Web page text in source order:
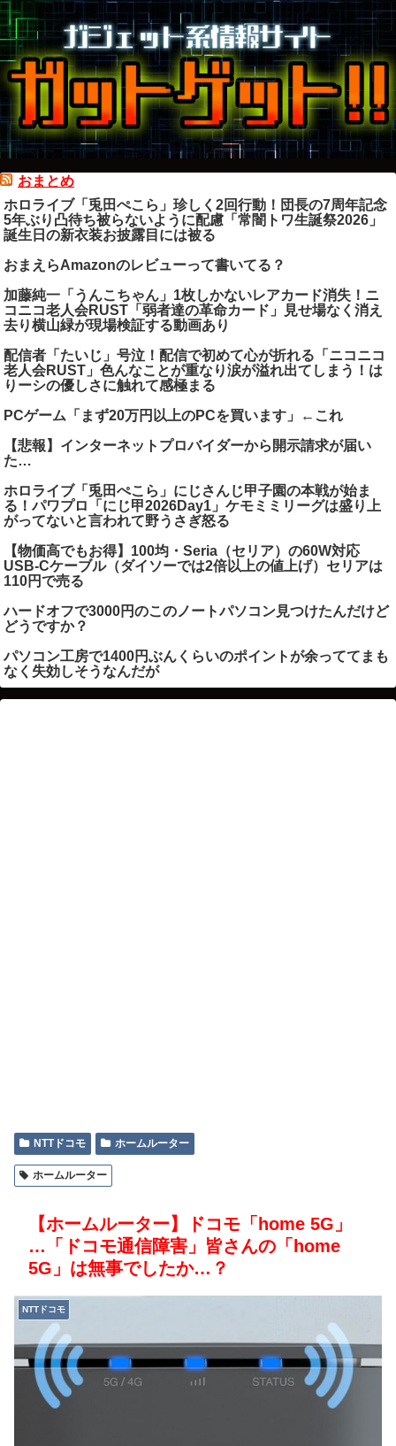
おまとめ
ホロライブ「兎田ぺこら」珍しく2回行動！団長の7周年記念
5年ぶり凸待ち被らないように配慮「常闇トワ生誕祭2026」
誕生日の新衣装お披露目には被る
おまえらAmazonのレビューって書いてる？
加藤純一「うんこちゃん」1枚しかないレアカード消失！ニ
コニコ老人会RUST「弱者達の革命カード」見せ場なく消え
去り横山緑が現場検証する動画あり
配信者「たいじ」号泣！配信で初めて心が折れる「ニコニコ
老人会RUST」色んなことが重なり涙が溢れ出てしまう！は
りーシの優しさに触れて感極まる
PCゲーム「まず20万円以上のPCを買います」←これ
【悲報】インターネットプロバイダーから開示請求が届い
た…
ホロライブ「兎田ぺこら」にじさんじ甲子園の本戦が始ま
る！パワプロ「にじ甲2026Day1」ケモミミリーグは盛り上
がってないと言われて野うさぎ怒る
【物価高でもお得】100均・Seria（セリア）の60W対応
USB-Cケーブル（ダイソーでは2倍以上の値上げ）セリアは
110円で売る
ハードオフで3000円のこのノートパソコン見つけたんだけど
どうですか？
パソコン工房で1400円ぶんくらいのポイントが余っててまも
なく失効しそうなんだが
NTTドコモ ホームルーター
ホームルーター
【ホームルーター】ドコモ「home 5G」
…「ドコモ通信障害」皆さんの「home
5G」は無事でしたか…？
NTTドコモ